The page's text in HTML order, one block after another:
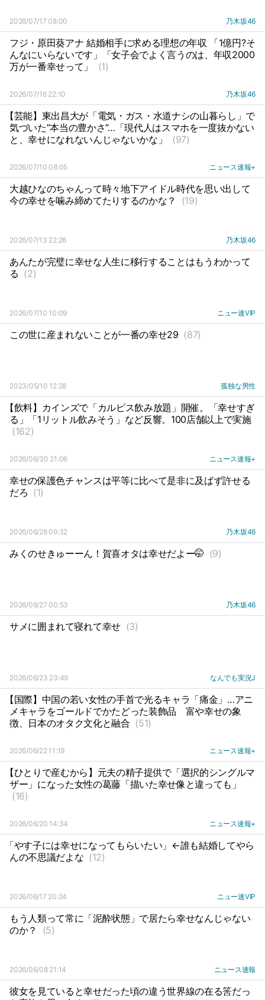
2026/07/17 08:00 乃木坂46
フジ・原田葵アナ 結婚相手に求める理想の年収 「1億円?そ
んなにいらないです」「女子会でよく言うのは、年収2000
万が一番幸せって」
(1)
2026/07/16 22:10 乃木坂46
【芸能】東出昌大が「電気・ガス・水道ナシの山暮らし」で
気づいた”本当の豊かさ”…「現代人はスマホを一度抜かない
と、幸せになれないんじゃないかな」
(97)
2026/07/10 08:05 ニュース速報+
大越ひなのちゃんって時々地下アイドル時代を思い出して
今の幸せを噛み締めてたりするのかな？
(19)
2026/07/13 22:26 乃木坂46
あんたが完璧に幸せな人生に移行することはもうわかって
る (2)
2026/07/10 10:09 ニュー速VIP
この世に産まれないことが一番の幸せ29 (87)
2023/05/10 12:28 孤独な男性
【飲料】カインズで「カルピス飲み放題」開催。「幸せすぎ
る」「1リットル飲みそう」など反響。100店舗以上で実施
(162)
2026/06/30 21:06 ニュース速報+
幸せの保護色チャンスは平等に比べて是非に及ばず許せる
だろ (1)
2026/06/28 09:32 乃木坂46
みくのせきゅーーん！賀喜オタは幸せだよー🤭 (9)
2026/06/27 00:53 乃木坂46
サメに囲まれて寝れて幸せ (3)
2026/06/23 23:49 なんでも実況J
【国際】中国の若い女性の手首で光るキャラ「痛金」…アニ
メキャラをゴールドでかたどった装飾品
富や幸せの象
徴、日本のオタク文化と融合 (51)
2026/06/22 11:19 ニュース速報+
【ひとりで産むから】元夫の精子提供で「選択的シングルマ
ザー」になった女性の葛藤「描いた幸せ像と違っても」
(16)
2026/06/20 14:34 ニュース速報+
「やす子には幸せになってもらいたい」←誰も結婚してやら
んの不思議だよな (12)
2026/06/17 20:24 ニュー速VIP
もう人類って常に「泥酔状態」で居たら幸せなんじゃない
のか？
(5)
2026/06/08 21:14 ニュース速報
彼女を見ていると幸せだった頃の違う世界線の在る筈だっ